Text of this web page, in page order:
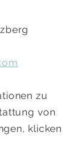
zu
von
klicken